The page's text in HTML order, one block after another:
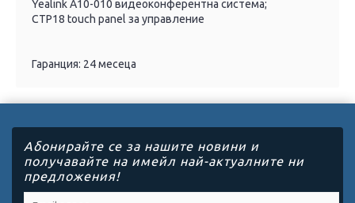
Yealink A10-010 видеоконферентна система;
CTP18 touch panel за управление
Гаранция: 24 месеца
Абонирайте се за нашите новини и
получавайте на имейл най-актуалните ни
предложения!